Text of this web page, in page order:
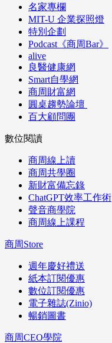
名家專欄
MIT-U 企業探照燈
特別企劃
Podcast《商周Bar》
alive
良醫健康網
Smart自學網
商周財富網
圓桌趨勢論壇
百大顧問團
數位閱讀
商周線上讀
商周共學圈
新財富備忘錄
ChatGPT效率工作術
聲音商學院
商周線上課程
商周Store
週年慶好禮送
紙本訂閱優惠
數位訂閱優惠
電子雜誌(Zinio)
暢銷圖書
商周CEO學院